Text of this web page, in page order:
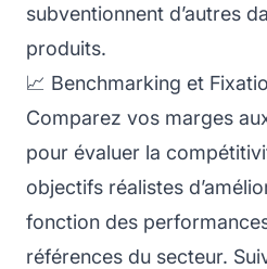
subventionnent d’autres
produits.
📈 Benchmarking et
Comparez vos marges
pour évaluer la
objectifs réalistes
fonction des
références du secteur.